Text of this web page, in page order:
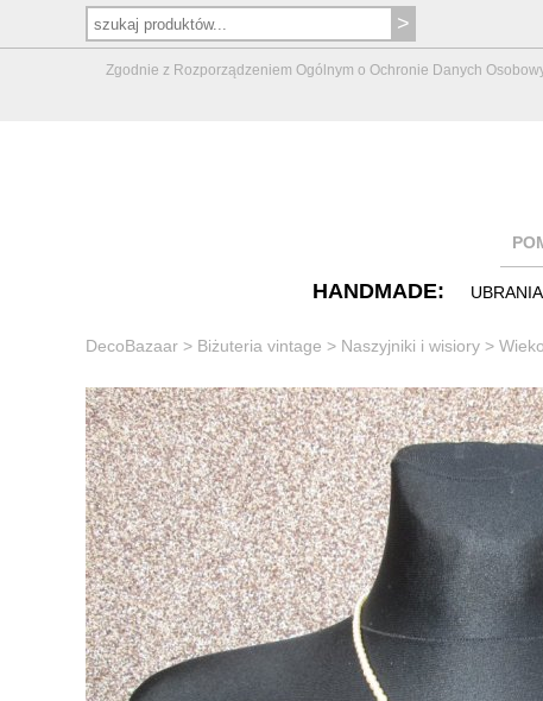
Zgodnie z Rozporządzeniem Ogólnym o Ochronie Danych
HANDMADE: UBRANIA
DecoBazaar > Biżuteria vintage > Naszyjniki i wisiory >